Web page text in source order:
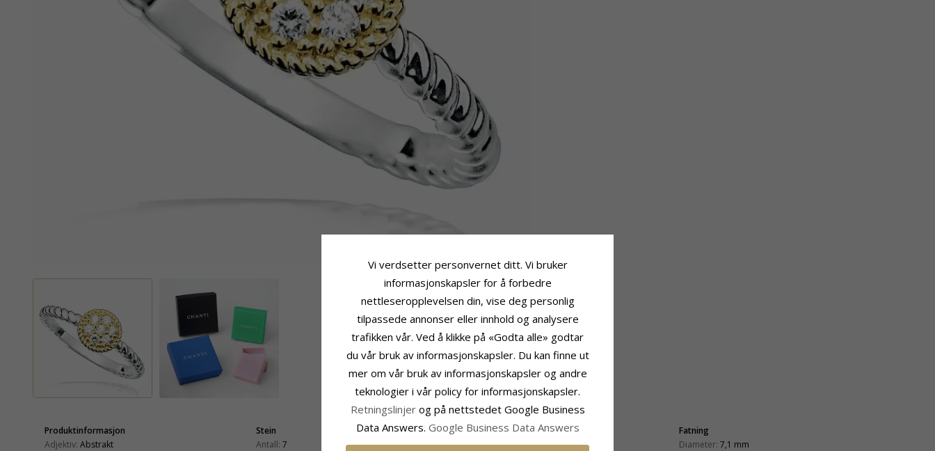
Produktinformasjon
Adjektiv: Abstrakt
Stein
Antall: 7
Ringskinne
Bredde Topp:1,5 mm
Fatning
Diameter: 7,1 mm
Vi verdsetter personvernet ditt. Vi bruker
informasjonskapsler for å forbedre
nettleseropplevelsen din, vise deg personlig
tilpassede annonser eller innhold og analysere
trafikken vår. Ved å klikke på «Godta alle» godtar
du vår bruk av informasjonskapsler. Du kan finne ut
mer om vår bruk av informasjonskapsler og andre
teknologier i vår policy for informasjonskapsler.
Retningslinjer og på nettstedet Google Business
Data Answers. Google Business Data Answers